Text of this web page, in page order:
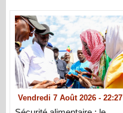
Vendredi 7 Août 2026 - 22:27